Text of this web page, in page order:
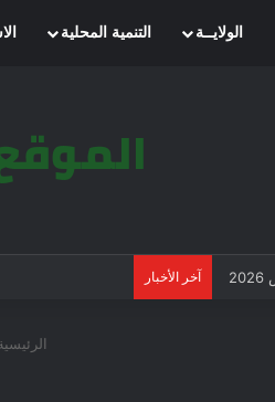
الرئيسيةالولايــة التنمية المحلية
آخر الأخبار